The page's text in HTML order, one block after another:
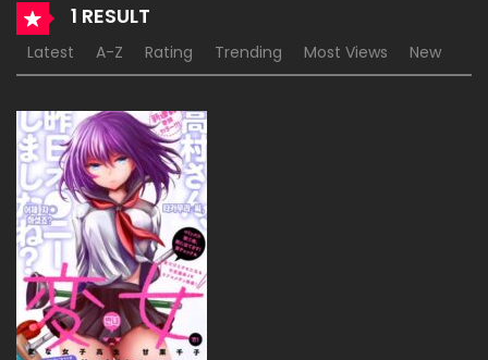
1 RESULT
Latest A-Z Rating Trending Most Views New